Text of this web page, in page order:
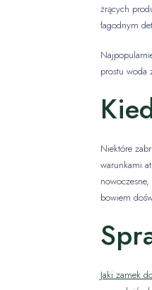
żrących
łagodnym
prostu woda
Niektóre
warunkami
bowiem
Jaki zamek